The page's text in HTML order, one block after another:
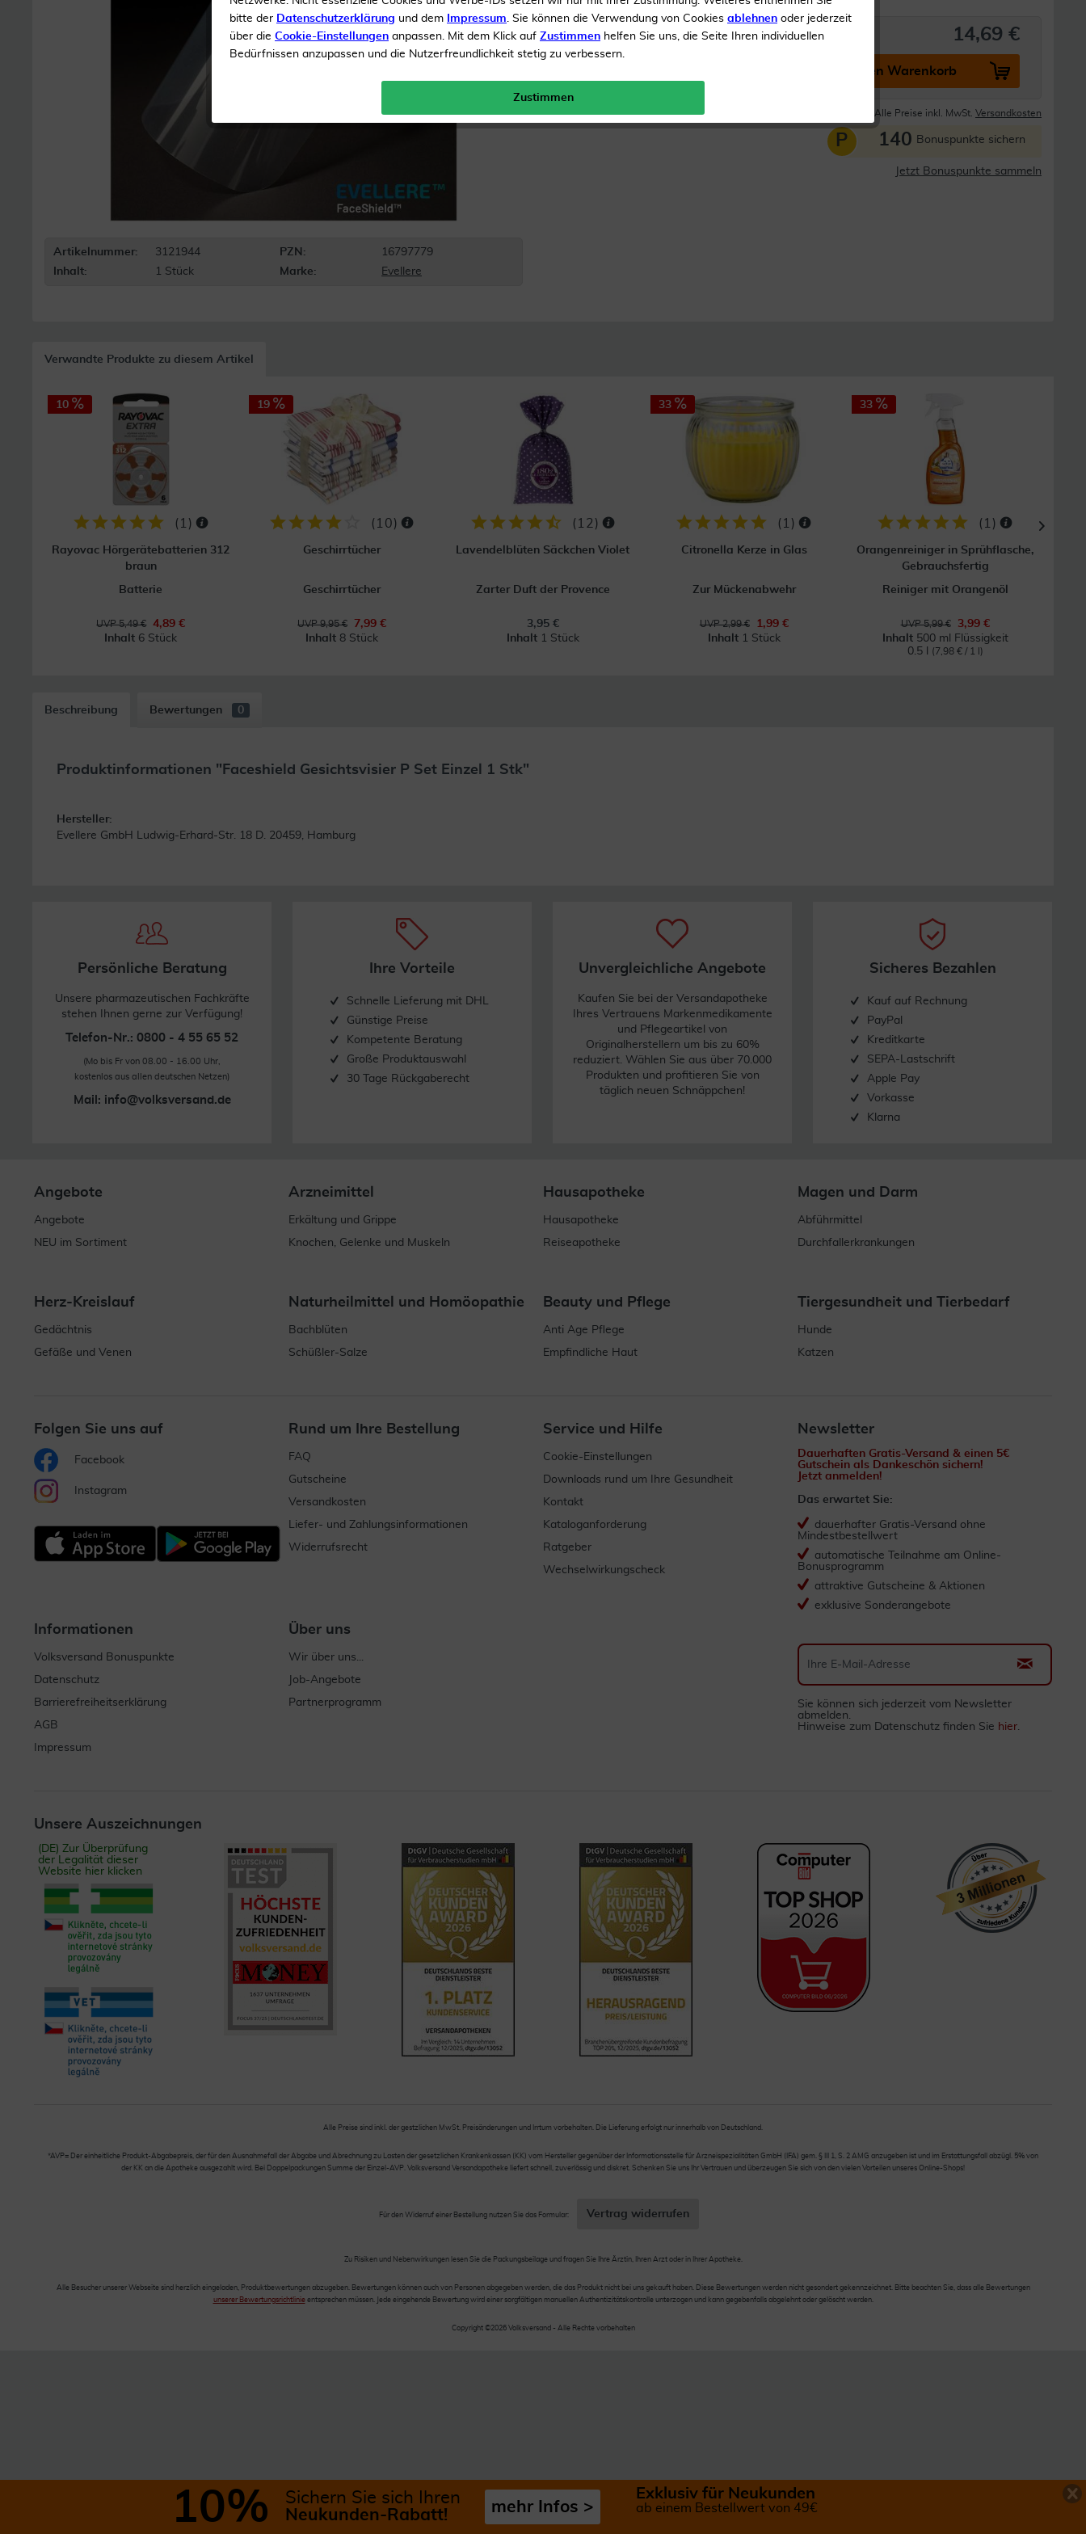
10% Sichern Sie sich Ihren
Neukunden-Rabatt! mehr Infos >
Exklusiv für Neukunden
ab einem Bestellwert von 49€
Artikelnummer: 3121944 PZN:
16797779
Inhalt:
1 Stück Marke: Evellere
Inhalt1 Stück 14,69 €
In den Warenkorb
Gratis Versand ab 19 € Alle Preise inkl. MwSt. Versandkosten
P 140 Bonuspunkte sichern
Jetzt Bonuspunkte sammeln
Verwandte Produkte zu diesem Artikel
10
( 1 )
Rayovac Hörgerätebatterien 312
braun
Batterie
UVP 5,49 €
4,89 €
Inhalt 6 Stück
19
( 10)
Geschirrtücher
Geschirrtücher
UVP 9,95 €
7,99 €
Inhalt 8 Stück
( 12 )
Lavendelblüten Säckchen Violet
Zarter Duft der Provence
3,95 €
Inhalt 1 Stück
33
( 1 )
Citronella Kerze in Glas
Zur Mückenabwehr
UVP 2,99 €
1,99 €
Inhalt 1 Stück
33
( 1 )
Orangenreiniger in Sprühflasche,
Gebrauchsfertig
Reiniger mit Orangenöl
UVP 5,99 €
3,99 €
Inhalt 500 ml Flüssigkeit
0.5 l
(7,98 € / 1 l)
Beschreibung Bewertungen 0
Produktinformationen "Faceshield Gesichtsvisier P Set Einzel 1 Stk"Weiterlesen
Hersteller:
Evellere GmbH Ludwig-Erhard-Str. 18 D. 20459, Hamburg
Persönliche Beratung
Unsere pharmazeutischen Fachkräfte
stehen Ihnen gerne zur Verfügung!
Telefon-Nr.: 0800 - 4 55 65 52
(Mo bis Fr von 08.00 - 16.00 Uhr,
kostenlos aus allen deutschen Netzen)
Mail: info@volksversand.de
Ihre Vorteile
Schnelle Lieferung mit DHL
Günstige Preise
Kompetente Beratung
Große Produktauswahl
30 Tage Rückgaberecht
Unvergleichliche Angebote
Kaufen Sie bei der Versandapotheke
Ihres Vertrauens Markenmedikamente
und Pflegeartikel von
Originalherstellern um bis zu 60%
reduziert. Wählen Sie aus über 70.000
Produkten und profitieren Sie von
täglich neuen Schnäppchen!
Sicheres Bezahlen
Kauf auf Rechnung
PayPal
Kreditkarte
SEPA-Lastschrift
Apple Pay
Vorkasse
Klarna
Angebote
Angebote
NEU im Sortiment
Arzneimittel
Erkältung und Grippe
Knochen, Gelenke und Muskeln
Hausapotheke
Hausapotheke
Reiseapotheke
Magen und Darm
Abführmittel
Durchfallerkrankungen
Herz-Kreislauf
Gedächtnis
Gefäße und Venen
Naturheilmittel und Homöopathie
Bachblüten
Schüßler-Salze
Beauty und Pflege
Anti Age Pflege
Empfindliche Haut
Tiergesundheit und Tierbedarf
Hunde
Katzen
Folgen Sie uns auf
Facebook
Instagram
Rund um Ihre Bestellung
FAQ
Gutscheine
Versandkosten
Liefer- und Zahlungsinformationen
Widerrufsrecht
Service und Hilfe
Cookie-Einstellungen
Downloads rund um Ihre Gesundheit
Kontakt
Kataloganforderung
Ratgeber
Wechselwirkungscheck
Informationen
Volksversand Bonuspunkte
Datenschutz
Barrierefreiheitserklärung
AGB
Impressum
Über uns
Wir über uns...
Job-Angebote
Partnerprogramm
Newsletter
Dauerhaften Gratis-Versand & einen 5€
Gutschein als Dankeschön sichern!
Jetzt anmelden!
Das erwartet Sie:
dauerhafter Gratis-Versand ohne
Mindestbestellwert
automatische Teilnahme am Online-
Bonusprogramm
attraktive Gutscheine & Aktionen
exklusive Sonderangebote
Sie können sich jederzeit vom Newsletter
abmelden.
Hinweise zum Datenschutz finden Sie hier.
Unsere Auszeichnungen
(DE) Zur Überprüfung
der Legalität dieser
Website hier klicken
Alle Preise sind inkl. der gestzlichen MwSt. Preisänderungen und Irrtum vorbehalten. Die Lieferung erfolgt nur innerhalb von Deutschland.
*AVP= Der einheitliche Produkt-Abgabepreis, der für den Ausnahmefall der Abgabe und Abrechnung zu Lasten der gesetzlichen Krankenkassen (KK) vom Hersteller gegenüber der Informationsstelle für Arzneispezialitäten GmbH (IFA) gem. § III 1, S. 2 AMG anzugeben ist und im Erstattungsfall abzügl. 5% von
der KK an die Apotheke ausgezahlt wird. Bei Doppelpackungen Summe der Einzel-AVP. Volksversand Versandapotheke liefert schnell, zuverlässig und diskret. Schenken Sie uns Ihr Vertrauen und überzeugen Sie sich von den vielen Vorteilen unseres Online-Shops!
Für den Widerruf einer Bestellung nutzen Sie das Formular: Vertrag widerrufen
Zu Risiken und Nebenwirkungen lesen Sie die Packungsbeilage und fragen Sie Ihre Ärztin, Ihren Arzt oder in Ihrer Apotheke.
Alle Besucher unserer Webseite sind herzlich eingeladen, Produktbewertungen abzugeben. Bewertungen können auch von Personen abgegeben werden, die das Produkt nicht bei uns gekauft haben. Diese Bewertungen werden nicht gesondert gekennzeichnet. Bitte beachten Sie, dass alle Bewertungen
unserer Bewertungsrichtlinieentsprechen müssen. Jede eingehende Bewertung wird einer sorgfältigen manuellen Authentizitätskontrolle unterzogen und kann gegebenfalls abgelehnt oder gelöscht werden.
Copyright ©2026 Volksversand - Alle Rechte vorbehalten
bitte der Datenschutzerklärung und dem Impressum. Sie können die Verwendung von Cookies ablehnen oder jederzeit
über die Cookie-Einstellungen anpassen. Mit dem Klick auf Zustimmen helfen Sie uns, die Seite Ihren individuellen
Bedürfnissen anzupassen und die Nutzerfreundlichkeit stetig zu verbessern.
Zustimmen